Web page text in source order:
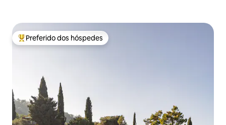
Entre os melhores preferidos dos hóspedes
Preferido dos hóspedes